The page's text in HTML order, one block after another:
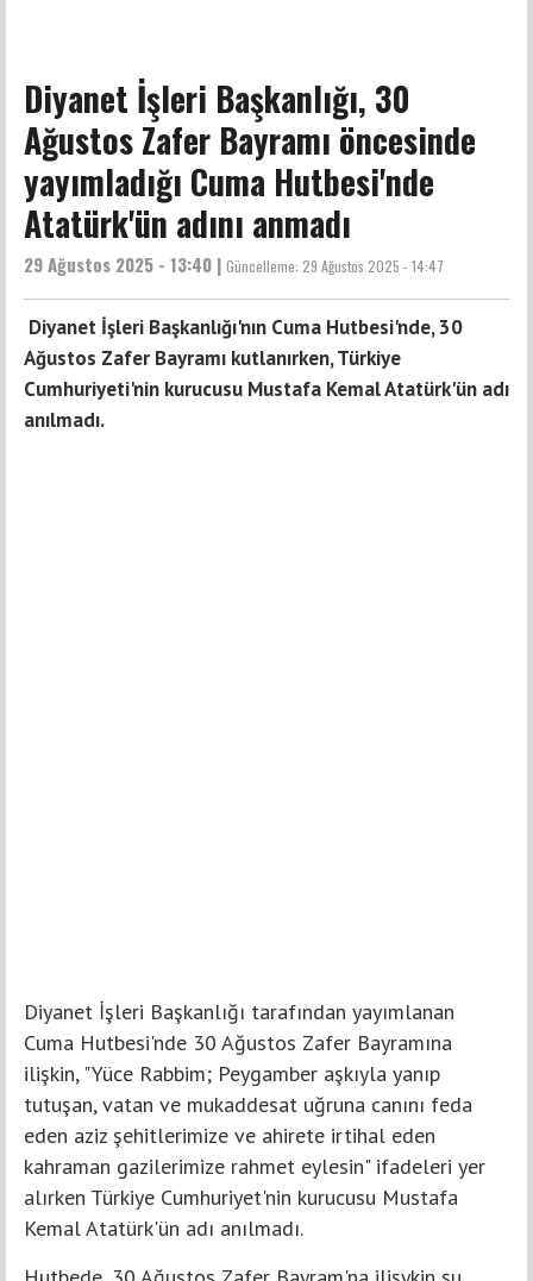
Diyanet İşleri Başkanlığı, 30
Ağustos Zafer Bayramı öncesinde
yayımladığı Cuma Hutbesi'nde
Atatürk'ün adını anmadı
29 Ağustos 2025 - 13:40 | Güncelleme: 29 Ağustos 2025 - 14:47
Diyanet İşleri Başkanlığı'nın Cuma Hutbesi'nde, 30
Ağustos Zafer Bayramı kutlanırken, Türkiye
Cumhuriyeti'nin kurucusu Mustafa Kemal Atatürk'ün adı
anılmadı.
Diyanet İşleri Başkanlığı tarafından yayımlanan
Cuma Hutbesi'nde 30 Ağustos Zafer Bayramına
ilişkin, "Yüce Rabbim; Peygamber aşkıyla yanıp
tutuşan, vatan ve mukaddesat uğruna canını feda
eden aziz şehitlerimize ve ahirete irtihal eden
kahraman gazilerimize rahmet eylesin" ifadeleri yer
alırken Türkiye Cumhuriyet'nin kurucusu Mustafa
Kemal Atatürk'ün adı anılmadı.